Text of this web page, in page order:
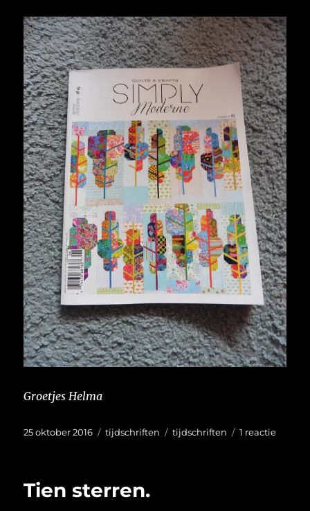
Groetjes Helma
Geplaatst
25 oktober 2016 Categorieën
tijdschriften Tags
tijdschriften 1 reactieop
Tien sterren.